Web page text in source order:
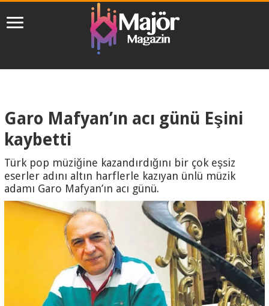
Garo Mafyan’ın acı günü Eşini
kaybetti
Türk pop müziğine kazandırdığını bir çok eşsiz
eserler adını altın harflerle kazıyan ünlü müzik
adamı Garo Mafyan’ın acı günü.